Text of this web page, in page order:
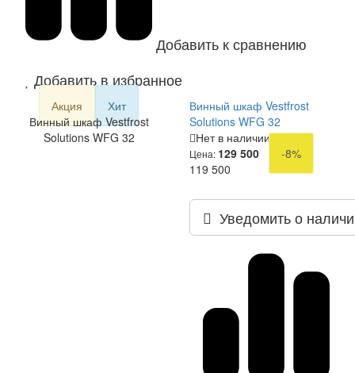
Добавить к сравнению
Добавить в избранное
Акция
Хит
Винный шкаф Vestfrost
Solutions WFG 32
Винный шкаф Vestfrost
Solutions WFG 32
Нет в наличии
Цена: 129 500
-8%
119 500
Уведомить о